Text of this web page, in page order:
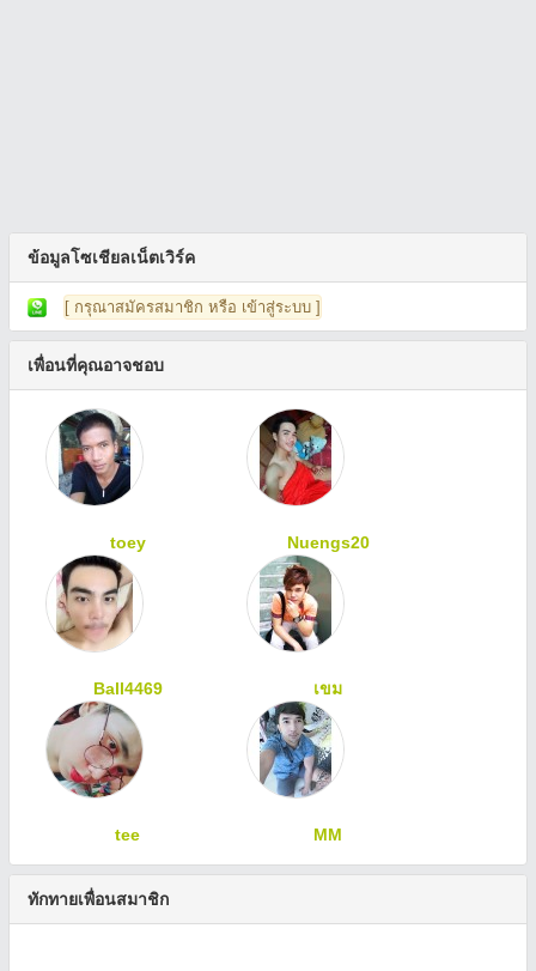
ข้อมูลโซเชียลเน็ตเวิร์ค
[ กรุณาสมัครสมาชิก หรือ เข้าสู่ระบบ ]
เพื่อนที่คุณอาจชอบ
toey Nuengs20
Ball4469 เขม
tee MM
ทักทายเพื่อนสมาชิก